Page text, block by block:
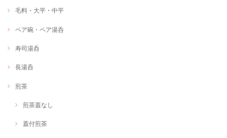
毛料・大平・中平
ペア碗・ペア湯呑
寿司湯呑
長湯呑
煎茶
煎茶蓋なし
蓋付煎茶